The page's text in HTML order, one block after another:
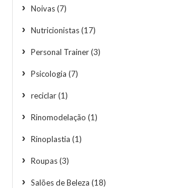
Noivas(7)
Nutricionistas(17)
Personal Trainer(3)
Psicologia (7)
reciclar(1)
Rinomodelação (1)
Rinoplastia (1)
Roupas(3)
Salões de Beleza (18)